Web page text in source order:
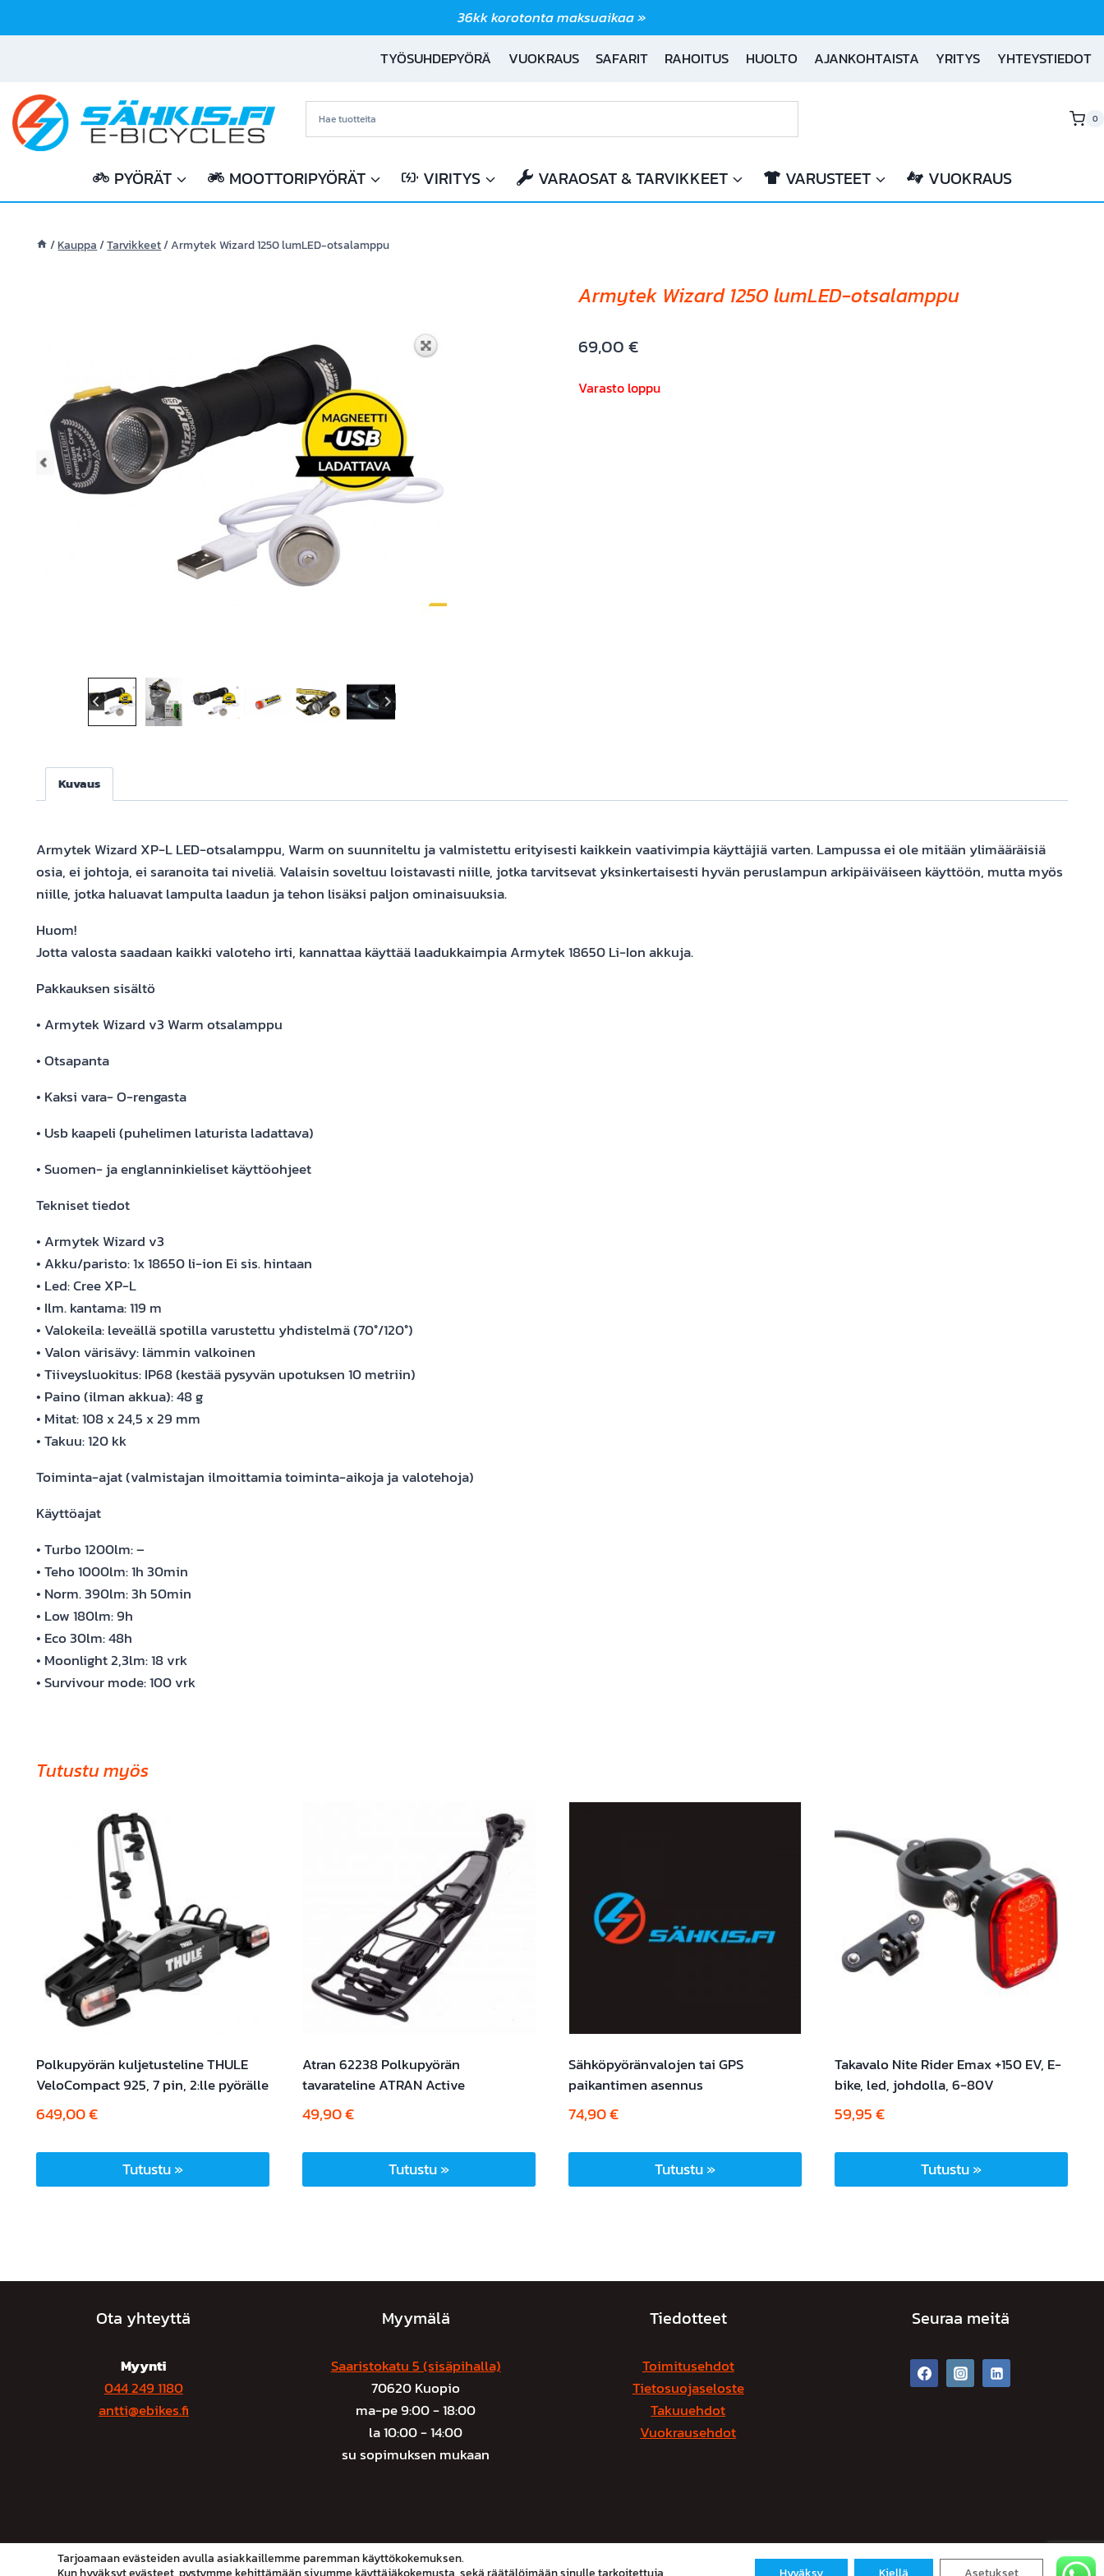
sisältöön
36kk korotonta maksuaikaa »
TYÖSUHDEPYÖRÄ
VUOKRAUS SAFARIT RAHOITUS HUOLTO AJANKOHTAISTA YRITYS YHTEYSTIEDOT
0
PYÖRÄT MOOTTORIPYÖRÄT VIRITYS VARAOSAT & TARVIKKEET VARUSTEET VUOKRAUS
/Kauppa /Tarvikkeet/Armytek Wizard 1250 lumLED-otsalamppu
Armytek Wizard 1250 lumLED-otsalamppu
69,00€
Varasto loppu
Kuvaus
Armytek Wizard XP-L LED-otsalamppu, Warm on suunniteltu ja valmistettu erityisesti kaikkein vaativimpia käyttäjiä varten. Lampussa ei ole mitään ylimääräisiä
osia, ei johtoja, ei saranoita tai niveliä. Valaisin soveltuu loistavasti niille, jotka tarvitsevat yksinkertaisesti hyvän peruslampun arkipäiväiseen käyttöön, mutta myös
niille, jotka haluavat lampulta laadun ja tehon lisäksi paljon ominaisuuksia.
Huom!
Jotta valosta saadaan kaikki valoteho irti, kannattaa käyttää laadukkaimpia Armytek 18650 Li-Ion akkuja.
Pakkauksen sisältö
• Armytek Wizard v3 Warm otsalamppu
• Otsapanta
• Kaksi vara- O-rengasta
• Usb kaapeli (puhelimen laturista ladattava)
• Suomen- ja englanninkieliset käyttöohjeet
Tekniset tiedot
• Armytek Wizard v3
• Akku/paristo: 1x 18650 li-ion Ei sis. hintaan
• Led: Cree XP-L
• Ilm. kantama: 119 m
• Valokeila: leveällä spotilla varustettu yhdistelmä (70°/120°)
• Valon värisävy: lämmin valkoinen
• Tiiveysluokitus: IP68 (kestää pysyvän upotuksen 10 metriin)
• Paino (ilman akkua): 48 g
• Mitat: 108 x 24,5 x 29 mm
• Takuu: 120 kk
Toiminta-ajat (valmistajan ilmoittamia toiminta-aikoja ja valotehoja)
Käyttöajat
• Turbo 1200lm: –
• Teho 1000lm: 1h 30min
• Norm. 390lm: 3h 50min
• Low 180lm: 9h
• Eco 30lm: 48h
• Moonlight 2,3lm: 18 vrk
• Survivour mode: 100 vrk
Tutustu myös
Polkupyörän kuljetusteline THULE
VeloCompact 925, 7 pin, 2:lle pyörälle
649,00€
Tutustu »
Atran 62238 Polkupyörän
tavarateline ATRAN Active
49,90€
Tutustu »
Sähköpyöränvalojen tai GPS
paikantimen asennus
74,90€
Tutustu »
Takavalo Nite Rider Emax +150 EV, E-
bike, led, johdolla, 6-80V
59,95€
Tutustu »
Ota yhteyttä
Myynti
044 249 1180
antti@ebikes.fi
Myymälä
Saaristokatu 5 (sisäpihalla)
70620 Kuopio
ma-pe 9:00 - 18:00
la 10:00 - 14:00
su sopimuksen mukaan
Tiedotteet
Toimitusehdot
Tietosuojaseloste
Takuuehdot
Vuokrausehdot
Seuraa meitä
Tarjoamaan evästeiden avulla asiakkaillemme paremman käyttökokemuksen.